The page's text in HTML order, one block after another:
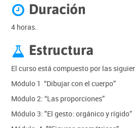
 Duración
4 horas.
 Estructura
El curso está compuesto por las
Módulo 1 “Dibujar con el cuerpo”
Módulo 2: “Las proporciones”
Módulo 3: "El gesto: orgánico y rígido”